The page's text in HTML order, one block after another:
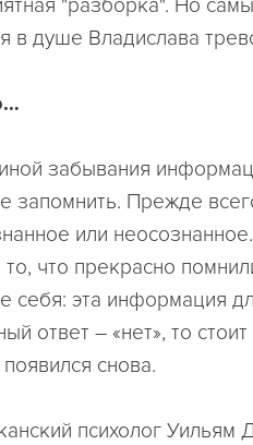
"разборка". Но
в душе Владислава
забывания
запомнить. Прежде
или
то, что прекрасно
себя: эта информация
ответ – «нет», то
снова.
психолог Уильям